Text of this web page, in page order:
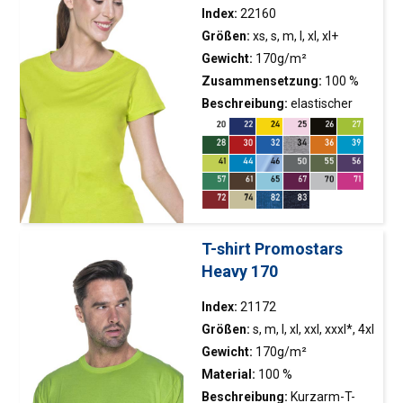
trocknendem und
atmungsaktivem Interlock-
Mesh-Material;
Kontrastschattierung auf
Vorder- und Rückseite; für
Sublimationsdruck geeignet;
kleine reflektierende Elemente
auf der Rückseite; dekorative
Flachnähte; Stärkungsstreifen
Index: 22160
Größen: xs, s, m, l, xl, xl+
Gewicht: 170g/m²
Zusammensetzung: 100 %
ringgesponnene
halbgekämmte Baumwolle;
Farbe 34: 90 % halbgekämmte
Baumwolle, 10 % Viskose;
Farbe 82, 83: 60 %
Beschreibung: elastischer
Bund; Schulterband;
Doppelnähte, T-Shirt
zertifiziert von OEKO-TEX
T-shirt Promostars
Heavy 170
Index: 21172
Größen: s, m, l, xl, xxl, xxxl*, 4xl
Gewicht: 170g/m²
Material: 100 %
ringgesponnene
Beschreibung: Kurzarm-T-